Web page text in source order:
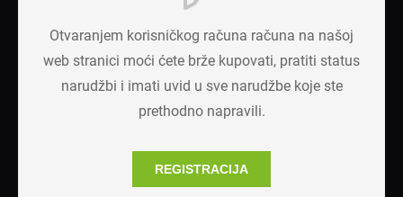
Otvaranjem korisničkog računa računa na našoj
web stranici moći ćete brže kupovati, pratiti status
narudžbi i imati uvid u sve narudžbe koje ste
prethodno napravili.
REGISTRACIJA